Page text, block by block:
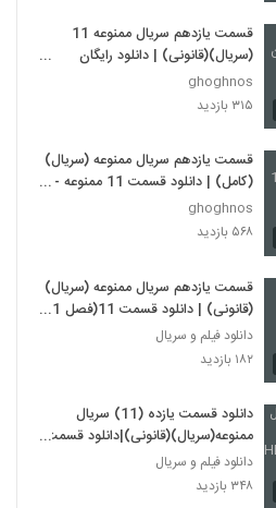
قسمت یازدهم سریال ممنوعه 11
(سریال)(قانونی) | دانلود رایگان
قسمت 11 سریال ممنوعه -یازده-
(online)
ghoghnos
۳۱۵ بازدید
قسمت یازدهم سریال ممنوعه (سریال)
(کامل) | دانلود قسمت 11 ممنوعه -
11- ده - HD
ghoghnos
۵۶۸ بازدید
قسمت یازدهم سریال ممنوعه (سریال)
(قانونی) | دانلود قسمت 11(فصل 1)
سریال ممنوعه . 11
دانلود فیلم و سریال
۱۸۲ بازدید
دانلود قسمت یازده (11) سریال
ممنوعه(سریال)(قانونی)|دانلود قسمت
یازده سریال ممنوعه- 11-HD
دانلود فیلم و سریال
۳۴۸ بازدید